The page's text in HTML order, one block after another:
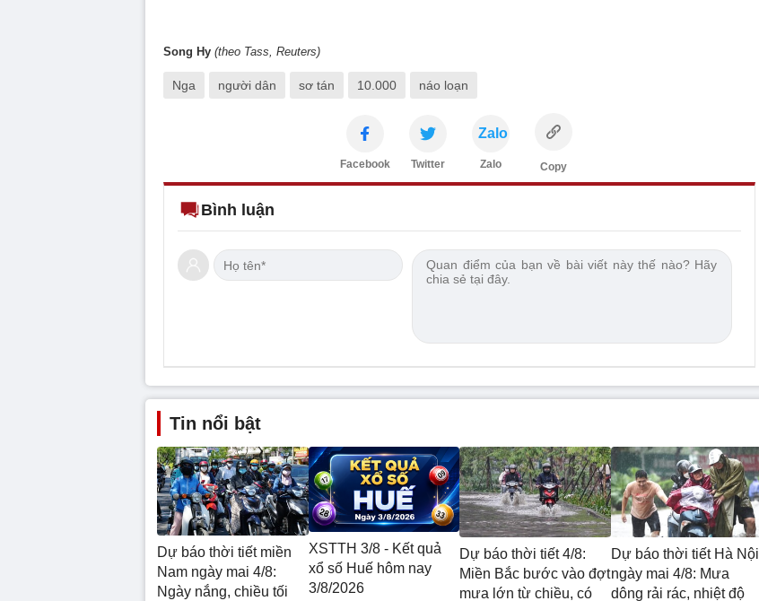
Song Hy (theo Tass, Reuters)
Nga người dân sơ tán 10.000 náo loạn
Facebook Twitter
Zalo
Zalo Copy
Bình luận
Tin nổi bật
Dự báo thời tiết miền
Nam ngày mai 4/8:
Ngày nắng, chiều tối
XSTTH 3/8 - Kết quả
xổ số Huế hôm nay
3/8/2026
Dự báo thời tiết 4/8:
Miền Bắc bước vào đợt
mưa lớn từ chiều, có
Dự báo thời tiết Hà Nội
ngày mai 4/8: Mưa
dông rải rác, nhiệt độ